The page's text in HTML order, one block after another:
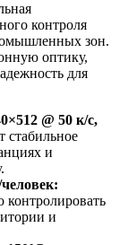
контроля
зон.
оптику,
для
@ 50 к/с,
стабильное
и
и